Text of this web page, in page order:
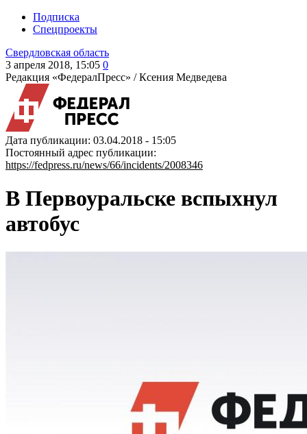
Подписка
Спецпроекты
Свердловская область
3 апреля 2018, 15:05 0
Редакция «ФедералПресс» /Ксения Медведева
Дата публикации: 03.04.2018 - 15:05
Постоянный адрес публикации:
https://fedpress.ru/news/66/incidents/2008346
В Первоуральске вспыхнул
автобус